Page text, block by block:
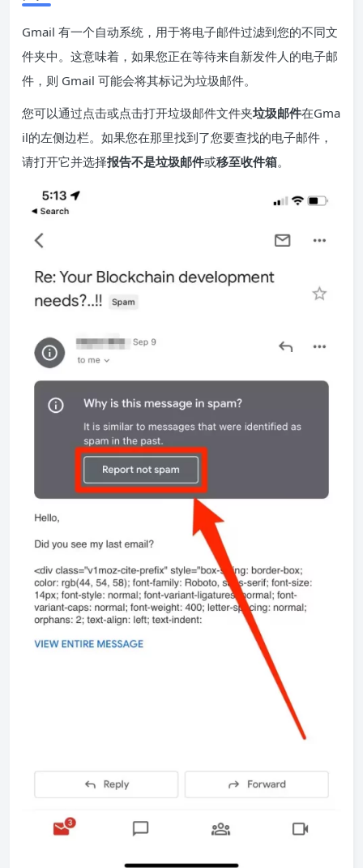
Gmail 有一个自动系统，用于将电子邮件过滤到您的不同文
件夹中。这意味着，如果您正在等待来自新发件人的电子邮
件，则 Gmail 可能会将其标记为垃圾邮件。
您可以通过点击或点击打开垃圾邮件文件夹垃圾邮件在Gma
il的左侧边栏。如果您在那里找到了您要查找的电子邮件，
请打开它并选择报告不是垃圾邮件或移至收件箱。